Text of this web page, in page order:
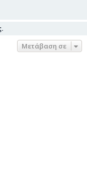
Μετάβαση σε